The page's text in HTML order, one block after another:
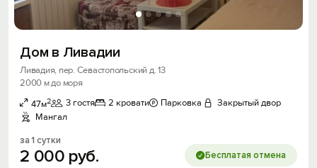
Дом в Ливадии
Ливадия, пер. Севастопольский д. 13
2000 м до моря
47м2 3 гостя 2 кровати Парковка
Закрытый двор
Мангал
за 1 сутки
2 000 руб. Бесплатая отмена